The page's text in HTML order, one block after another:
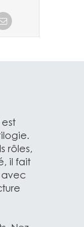
rôles,
il fait
avec